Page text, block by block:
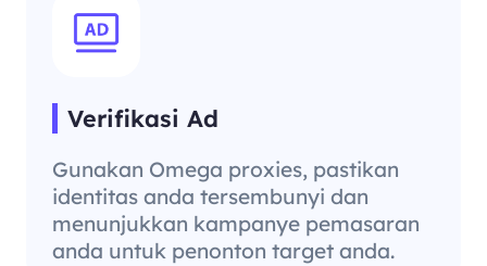
Verifikasi Ad
Gunakan Omega proxies, pastikan
identitas anda tersembunyi dan
menunjukkan kampanye pemasaran
anda untuk penonton target anda.